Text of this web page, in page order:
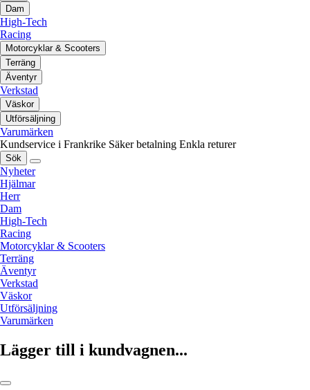
Dam
High-Tech
Racing
Motorcyklar & Scooters
Terräng
Äventyr
Verkstad
Väskor
Utförsäljning
Varumärken
Kundservice i Frankrike Säker betalning Enkla returer
Sök
Nyheter
Hjälmar
Herr
Dam
High-Tech
Racing
Motorcyklar & Scooters
Terräng
Äventyr
Verkstad
Väskor
Utförsäljning
Varumärken
Lägger till i kundvagnen...